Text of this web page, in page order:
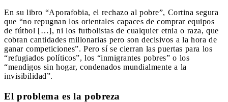
En su libro “Aporafobia, el rechazo al pobre”, Cortina segura
que “no repugnan los orientales capaces de comprar equipos
de fútbol […], ni los futbolistas de cualquier etnia o raza, que
cobran cantidades millonarias pero son decisivos a la hora de
ganar competiciones”. Pero sí se cierran las puertas para los
“refugiados políticos”, los “inmigrantes pobres” o los
“mendigos sin hogar, condenados mundialmente a la
invisibilidad”.
El problema es la pobreza